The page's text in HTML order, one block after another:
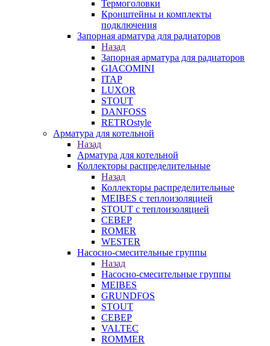
Термоголовки
Кронштейны и комплекты
подключения
Запорная арматура для радиаторов
Назад
Запорная арматура для радиаторов
GIACOMINI
ITAP
LUXOR
STOUT
DANFOSS
RETROstyle
Арматура для котельной
Назад
Арматура для котельной
Коллекторы распределительные
Назад
Коллекторы распределительные
MEIBES с теплоизоляцией
STOUT с теплоизоляцией
СЕВЕР
ROMER
WESTER
Насосно-смесительные группы
Назад
Насосно-смесительные группы
MEIBES
GRUNDFOS
STOUT
СЕВЕР
VALTEC
ROMMER